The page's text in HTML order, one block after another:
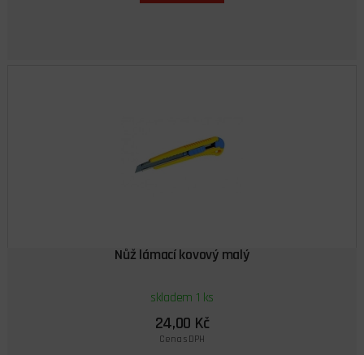
Nůž lámací kovový malý
skladem 1 ks
24,00 Kč
Cena s DPH